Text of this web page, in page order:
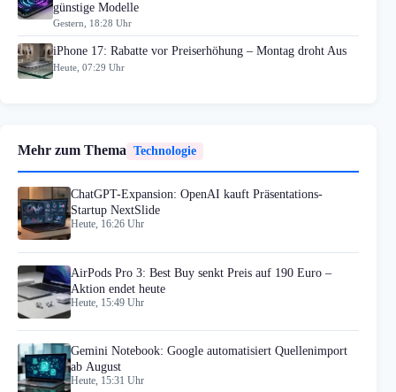
günstige Modelle
Gestern, 18:28 Uhr
iPhone 17: Rabatte vor Preiserhöhung – Montag droht Aus
Heute, 07:29 Uhr
Mehr zum Thema Technologie
ChatGPT-Expansion: OpenAI kauft Präsentations-
Startup NextSlide
Heute, 16:26 Uhr
AirPods Pro 3: Best Buy senkt Preis auf 190 Euro –
Aktion endet heute
Heute, 15:49 Uhr
Gemini Notebook: Google automatisiert Quellenimport
ab August
Heute, 15:31 Uhr